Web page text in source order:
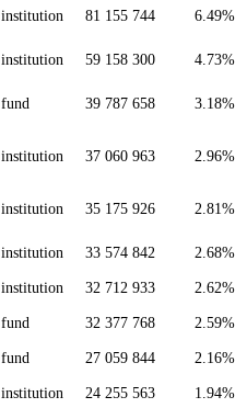
institution 81 155 744 6.49%
institution 59 158 300 4.73%
fund 39 787 658 3.18%
institution 37 060 963 2.96%
institution 35 175 926 2.81%
institution 33 574 842 2.68%
institution 32 712 933 2.62%
fund 32 377 768 2.59%
fund 27 059 844 2.16%
institution 24 255 563 1.94%